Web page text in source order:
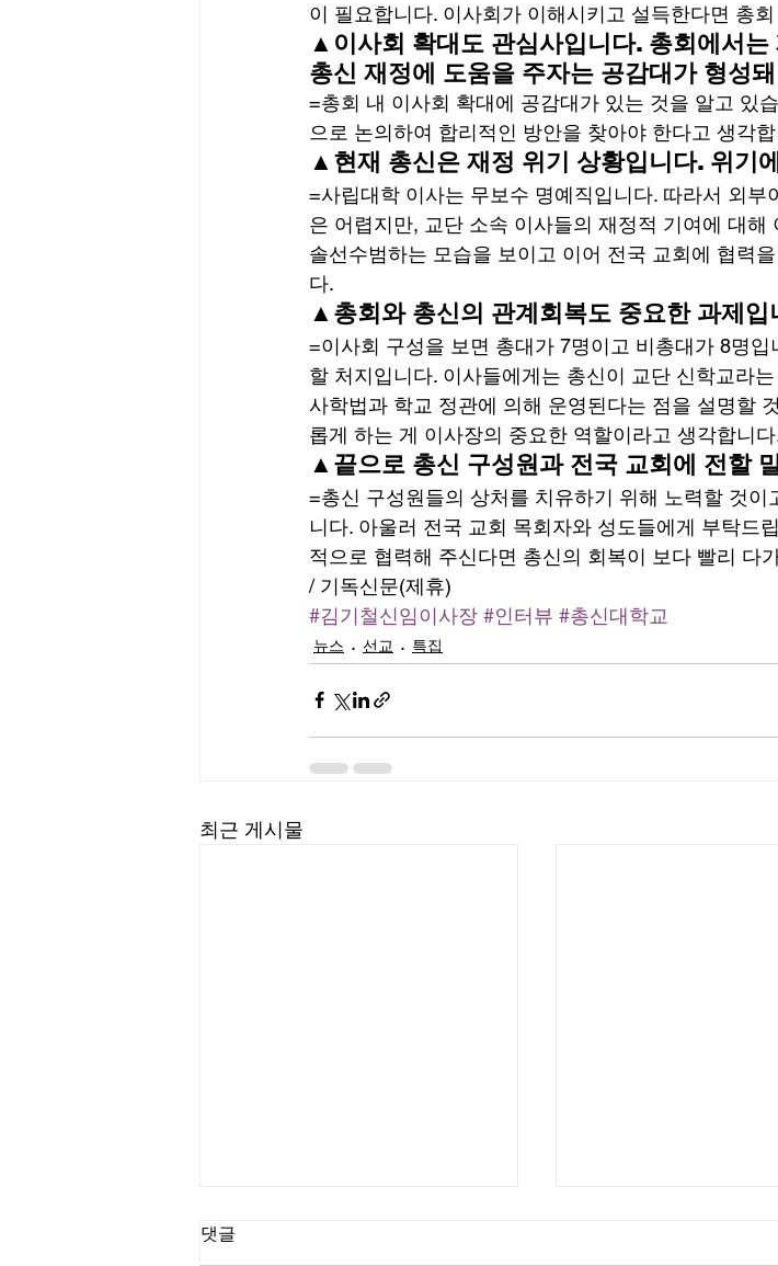
이 필요합니다. 이사회가 이해시키고 설득한다면 총
▲이사회 확대도 관심사입니다. 총회에서
총신 재정에 도움을 주자는 공감대가 형성
=총회 내 이사회 확대에 공감대가 있는 것을 알고 있
으로 논의하여 합리적인 방안을 찾아야 한다고 생각
▲현재 총신은 재정 위기 상황입니다. 위기
=사립대학 이사는 무보수 명예직입니다. 따라서 외부
은 어렵지만, 교단 소속 이사들의 재정적 기여에 대해
솔선수범하는 모습을 보이고 이어 전국 교회에 협력
다.
▲총회와 총신의 관계회복도 중요한 과제입
=이사회 구성을 보면 총대가 7명이고 비총대가 8명
할 처지입니다. 이사들에게는 총신이 교단 신학교라
사학법과 학교 정관에 의해 운영된다는 점을 설명할
롭게 하는 게 이사장의 중요한 역할이라고 생각합니
▲끝으로 총신 구성원과 전국 교회에 전할
=총신 구성원들의 상처를 치유하기 위해 노력할 것
니다. 아울러 전국 교회 목회자와 성도들에게 부탁드
적으로 협력해 주신다면 총신의 회복이 보다 빨리 다
/ 기독신문(제휴)
#김기철신임이사장 #인터뷰 #총신대학교
뉴스 선교 특집
최근 게시물
댓글